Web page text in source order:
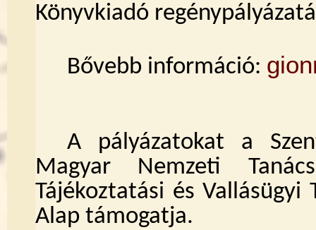
Könyvkiadó
Bővebb információ:
A pályázatokat a
Magyar Nemzeti
Tájékoztatási és Vallásügyi
Alap támogatja.